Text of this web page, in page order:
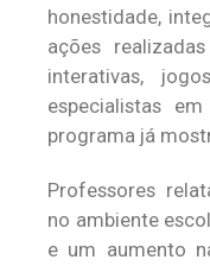
honestidade,
ações
interativas,
especialistas
programa já
Professores
no ambiente
e um aumento